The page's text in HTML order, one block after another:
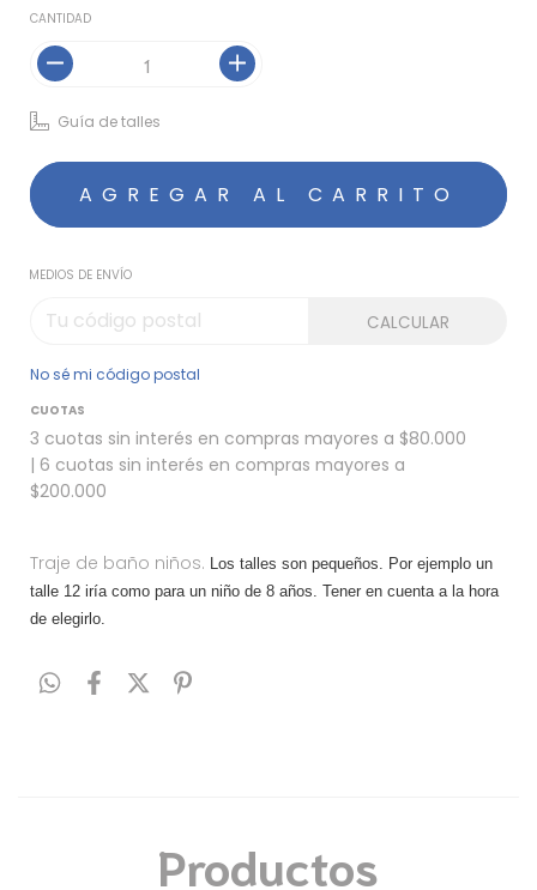
CANTIDAD
Guía de talles
MEDIOS DE ENVÍO
CALCULAR
No sé mi código postal
CUOTAS
3 cuotas sin interés en compras mayores a $80.000
| 6 cuotas sin interés en compras mayores a
$200.000
Traje de baño niños. Los talles son pequeños. Por ejemplo un
talle 12 iría como para un niño de 8 años. Tener en cuenta a la hora
de elegirlo.
Productos